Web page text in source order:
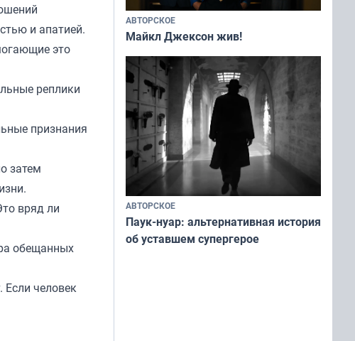
и апатией.
это
реплики
признания
затем
вряд ли
обещанных
человек
АВТОРСКОЕ
Майкл Джексон жив!
АВТОРСКОЕ
Паук-нуар: альтернативная история
об уставшем супергерое